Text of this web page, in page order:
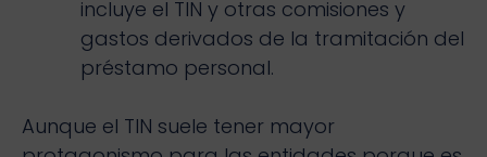
incluye el TIN y otras comisiones y
gastos derivados de la tramitación del
préstamo personal.
Aunque el TIN suele tener mayor